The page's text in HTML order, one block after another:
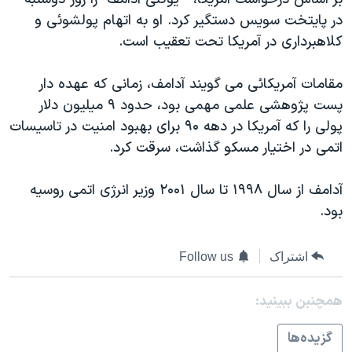
فرهنگ و زندگی
حقوق شهروندی
علم و فناوری
اسرائیل در جنگ
گالری عکس
آرشیو پخش زنده
مستندها
انتخابات ریاست جمهوری آمریکا ۲۰۲۴
رمز مهسا
ورزش زنان در ایران
اعتراضات زن، زندگی، آزادی
مجموعه مستندهای دادخواهی
تریبونال مردمی آبان ۹۸
قانون شفافیت دارائی کادر رهبری ایران
اعتراضات مردمی آبان ۹۸
دنبال کنید
زبانهای مختلف
در پايتخت سويس دستگير کرد. او به اتهام پولشوئی و
کلاهبرداری در آمريکا تحت تعقيب است.
مقامات آمريکائی می گويند آدامف، زمانی که عهده دار
پست پژوهشی علمی مهمی بود، حدود ۹ ميليون دلار
پولی را که آمريکا در دهه ۹۰ برای بهبود امنيت در تاسيسات
اتمی در اختيار مسکو گذاشت، سرقت کرد.
آدامف از سال ۱۹۹۸ تا سال ۲۰۰۱ وزير انرژی اتمی روسيه
بود.
اشتراک Follow us
همچنبن ببینید:
گزيده‌ها